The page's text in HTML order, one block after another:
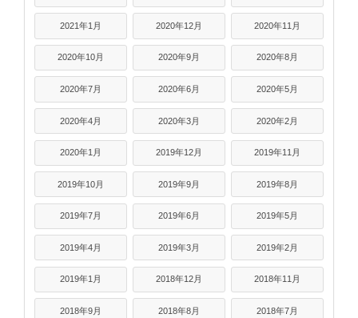
2021年1月 2020年12月 2020年11月
2020年10月 2020年9月 2020年8月
2020年7月 2020年6月 2020年5月
2020年4月 2020年3月 2020年2月
2020年1月 2019年12月 2019年11月
2019年10月 2019年9月 2019年8月
2019年7月 2019年6月 2019年5月
2019年4月 2019年3月 2019年2月
2019年1月 2018年12月 2018年11月
2018年9月 2018年8月 2018年7月